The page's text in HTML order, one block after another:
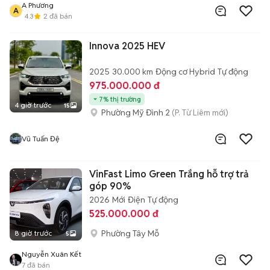
A
A Phương
4.3
2 đã bán
4 giờ trước 15
Innova 2025 HEV
2025 30.000 km Động cơ Hybrid Tự động
975.000.000 đ
7% thị trường
Phường Mỹ Đình 2 (P. Từ Liêm mới)
Vũ Tuấn Đệ
8 giờ trước 5
VinFast Limo Green Trắng hỗ trợ trả
góp 90%
2026 Mới Điện Tự động
525.000.000 đ
Phường Tây Mỗ
Nguyễn Xuân Kết
7 đã bán